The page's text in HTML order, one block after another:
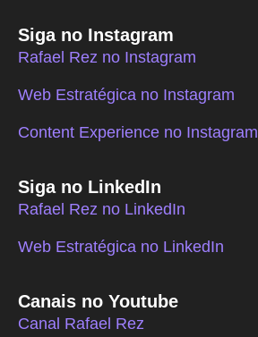
Siga no Instagram
Rafael Rez no Instagram
Web Estratégica no Instagram
Content Experience no Instagram
Siga no LinkedIn
Rafael Rez no LinkedIn
Web Estratégica no LinkedIn
Canais no Youtube
Canal Rafael Rez